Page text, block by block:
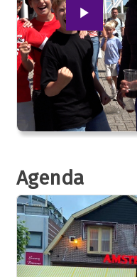
Agenda